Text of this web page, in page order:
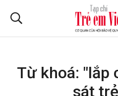
Từ khoá: "lắp
sát